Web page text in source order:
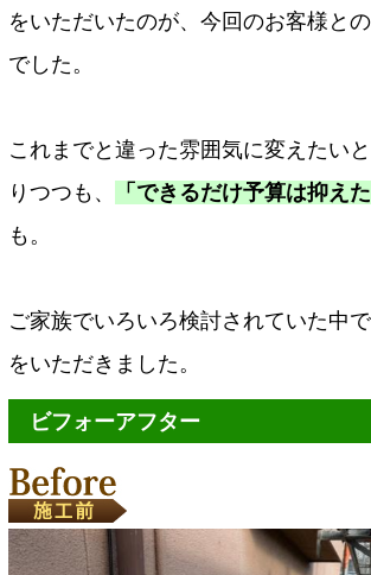
をいただいたのが、今回のお客様と
でした。
これまでと違った雰囲気に変えたい
りつつも、
「できるだけ予算は抑えた
も。
ご家族でいろいろ検討されていた中
をいただきました。
ビフォーアフター